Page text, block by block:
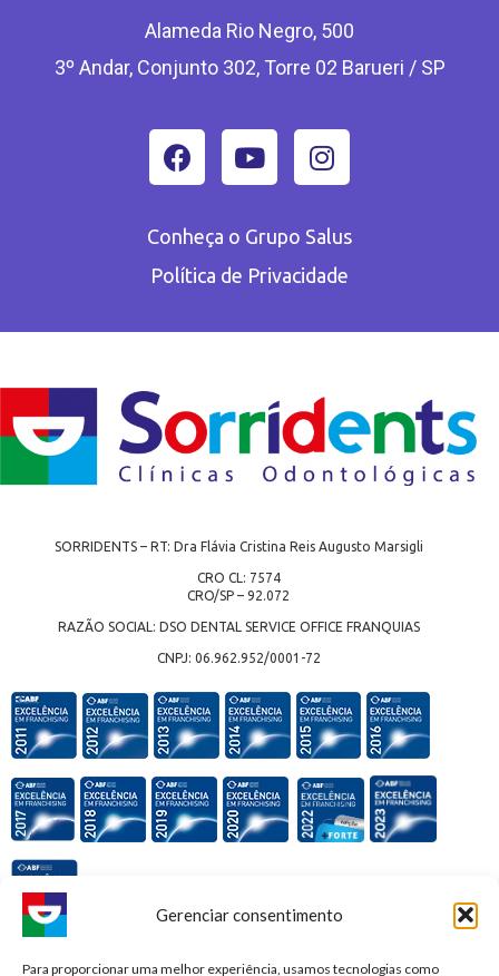
Gerenciar consentimento
Para proporcionar uma melhor experiência, usamos tecnologias como
Alameda Rio Negro, 500
3º Andar, Conjunto 302, Torre 02 Barueri / SP
Conheça o Grupo Salus
Política de Privacidade
SORRIDENTS – RT: Dra Flávia Cristina Reis Augusto Marsigli
CRO CL: 7574
CRO/SP – 92.072
RAZÃO SOCIAL: DSO DENTAL SERVICE OFFICE FRANQUIAS
CNPJ: 06.962.952/0001-72
Premiações e honrarias: